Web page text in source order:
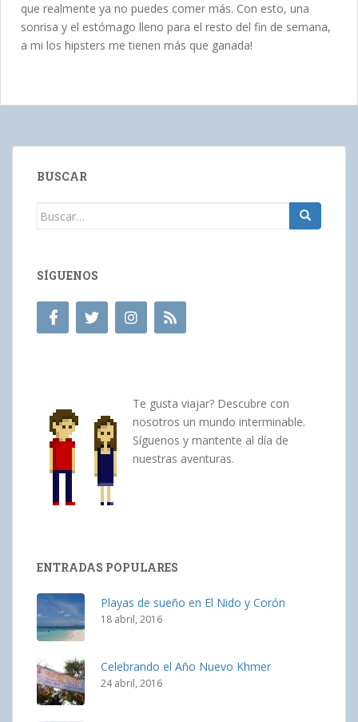
que realmente ya no puedes comer más. Con esto, una
sonrisa y el estómago lleno para el resto del fin de semana,
a mi los hipsters me tienen más que ganada!
BUSCAR
Buscar:
SÍGUENOS
Te gusta viajar? Descubre con
nosotros un mundo interminable.
Síguenos y mantente al día de
nuestras aventuras.
ENTRADAS POPULARES
Playas de sueño en El Nido y Corón
18 abril, 2016
Celebrando el Año Nuevo Khmer
24 abril, 2016